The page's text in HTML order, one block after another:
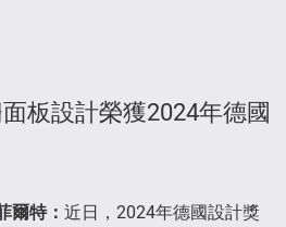
板設計榮獲2024年德國
爾特： 近日，2024年德國設計獎